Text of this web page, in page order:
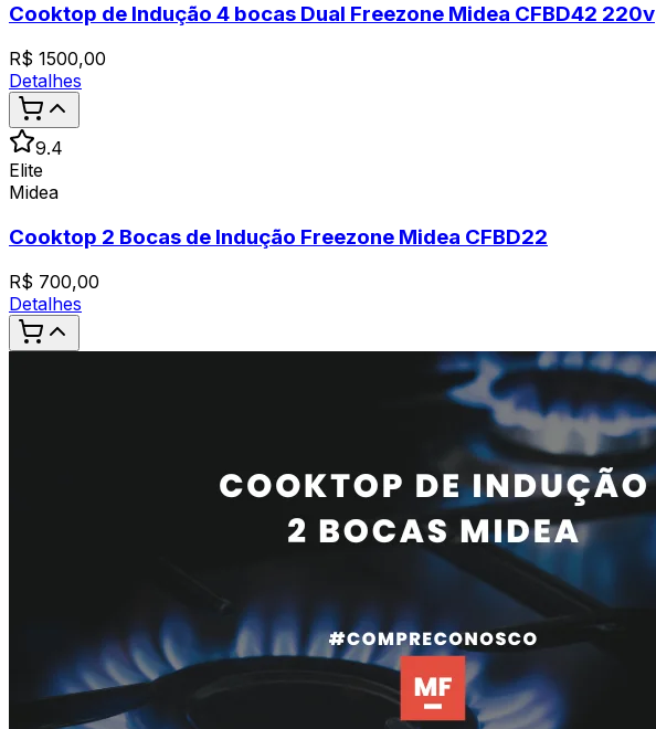
Cooktop de Indução 4 bocas Dual Freezone Midea CFBD42 220v
R$ 1500,00
Detalhes
9.4
Elite
Midea
Cooktop 2 Bocas de Indução Freezone Midea CFBD22
R$ 700,00
Detalhes